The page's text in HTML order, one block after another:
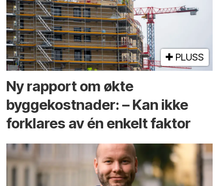
PLUSS
Ny rapport om økte
byggekostnader: – Kan ikke
forklares av én enkelt faktor